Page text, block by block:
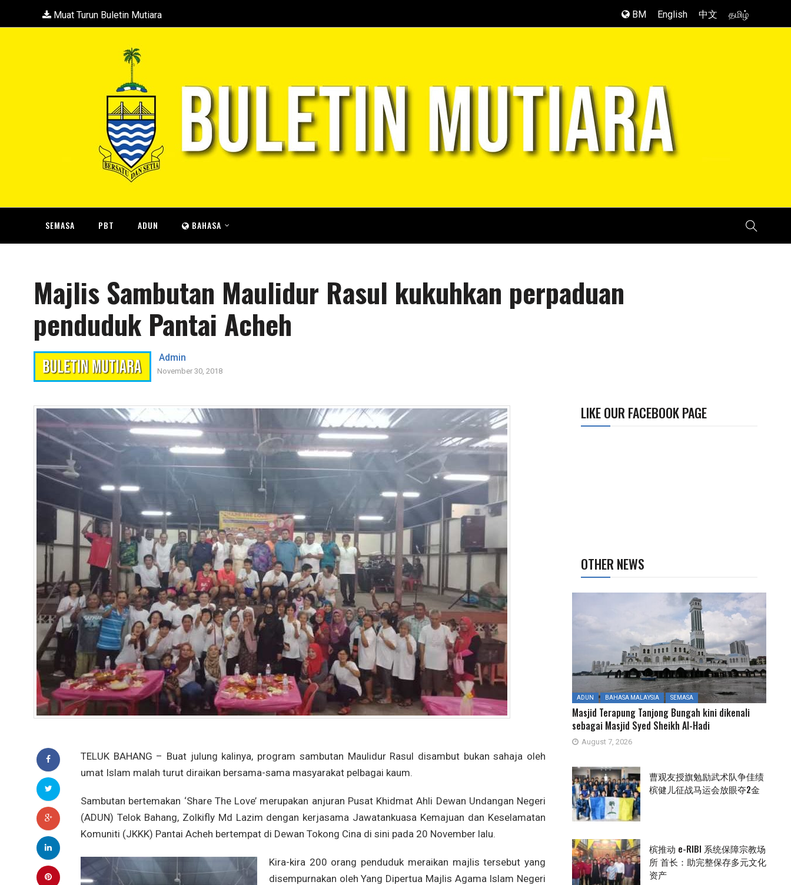
Muat Turun Buletin Mutiara BM English 中文 தமிழ்
SEMASA PBT ADUN BAHASA
Majlis Sambutan Maulidur Rasul kukuhkan perpaduan
penduduk Pantai Acheh
Admin
November 30, 2018
TELUK BAHANG – Buat julung kalinya, program sambutan Maulidur Rasul disambut bukan sahaja oleh
umat Islam malah turut diraikan bersama-sama masyarakat pelbagai kaum.
Sambutan bertemakan ‘Share The Love’ merupakan anjuran Pusat Khidmat Ahli Dewan Undangan Negeri
(ADUN) Telok Bahang, Zolkifly Md Lazim dengan kerjasama Jawatankuasa Kemajuan dan Keselamatan
Komuniti (JKKK) Pantai Acheh bertempat di Dewan Tokong Cina di sini pada 20 November lalu.
Kira-kira 200 orang penduduk meraikan majlis tersebut yang
disempurnakan oleh Yang Dipertua Majlis Agama Islam Negeri
LIKE OUR FACEBOOK PAGE
OTHER NEWS
ADUN BAHASA MALAYSIA SEMASA
Masjid Terapung Tanjong Bungah kini dikenali
sebagai Masjid Syed Sheikh Al-Hadi
August 7, 2026
曹观友授旗勉励武术队争佳绩
槟健儿征战马运会放眼夺2金
槟推动 e-RIBI 系统保障宗教场
所 首长：助完整保存多元文化
资产